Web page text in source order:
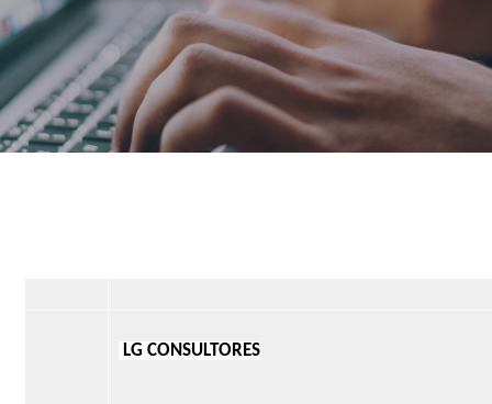
LG CONSULTORES